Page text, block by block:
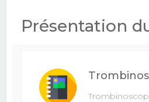
Présentation